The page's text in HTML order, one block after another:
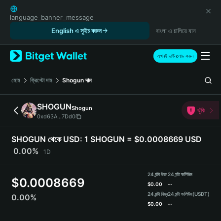
English
日本語
Русский
Español (Latinoamérica)
Türkçe
Italiano
Deutsch
简体中文
繁體中文
Português (Portugal)
Bahasa Indonesia
Español
language_banner_message
English এ সুইচ করুন
বাংলা এ চালিয়ে যান
এখনই ডাউনলোড করুন
হোম ক্রিপ্টো দাম Shogun দাম
SHOGUNShogun
0xd63A...7Dd0
ঝুঁকি
SHOGUN থেকে USD: 1 SHOGUN = $0.0008669 USD
0.00%
1D
$0.0008669
0.00%
24 ঘন্টা উচ্চ
$0.00
24 ঘন্টা নিম্ন
$0.00
24 ঘন্টা ভলিউম
--
24 ঘন্টা ভলিউম(USDT)
--